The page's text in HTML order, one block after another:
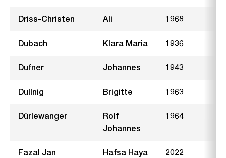
Driss-Christen Ali 1968
Dubach Klara Maria 1936
Dufner Johannes 1943
Dullnig Brigitte 1963
Dürlewanger
Rolf
Johannes
1964
Fazal Jan Hafsa Haya 2022